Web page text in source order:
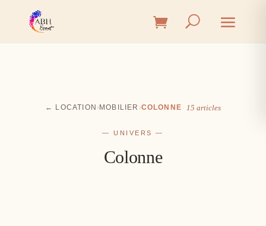
← LOCATION ›MOBILIER ›COLONNE 15 articles
— UNIVERS —
Colonne